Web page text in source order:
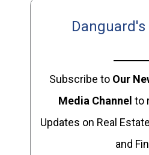
Subscribe to Our
Media Channel to
Updates on Real
and